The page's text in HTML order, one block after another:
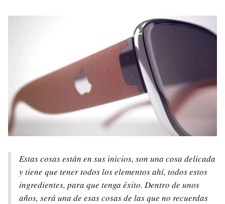
Estas cosas están en sus inicios, son una cosa delicada
y tiene que tener todos los elementos ahí, todos estos
ingredientes, para que tenga éxito. Dentro de unos
años, será una de esas cosas de las que no recuerdas